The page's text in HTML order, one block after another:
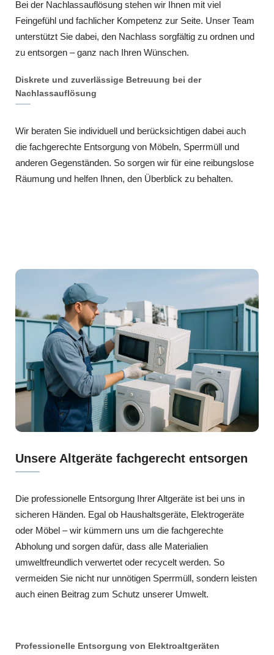
Bei der Nachlassauflösung stehen wir Ihnen mit viel
Feingefühl und fachlicher Kompetenz zur Seite. Unser Team
unterstützt Sie dabei, den Nachlass sorgfältig zu ordnen und
zu entsorgen – ganz nach Ihren Wünschen.
Diskrete und zuverlässige Betreuung bei der
Nachlassauflösung
Wir beraten Sie individuell und berücksichtigen dabei auch
die fachgerechte Entsorgung von Möbeln, Sperrmüll und
anderen Gegenständen. So sorgen wir für eine reibungslose
Räumung und helfen Ihnen, den Überblick zu behalten.
Unsere Altgeräte fachgerecht entsorgen
Die professionelle Entsorgung Ihrer Altgeräte ist bei uns in
sicheren Händen. Egal ob Haushaltsgeräte, Elektrogeräte
oder Möbel – wir kümmern uns um die fachgerechte
Abholung und sorgen dafür, dass alle Materialien
umweltfreundlich verwertet oder recycelt werden. So
vermeiden Sie nicht nur unnötigen Sperrmüll, sondern leisten
auch einen Beitrag zum Schutz unserer Umwelt.
Professionelle Entsorgung von Elektroaltgeräten